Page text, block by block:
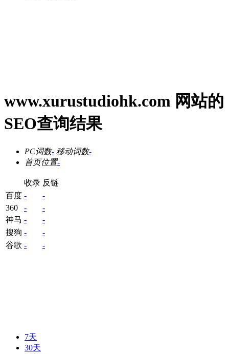
www.xurustudiohk.com 网站的
SEO查询结果
PC词数- 移动词数-
首页位置-
收录 反链
百度 -
-
360
-
-
神马 -
-
搜狗 -
-
谷歌 - -
7天
30天